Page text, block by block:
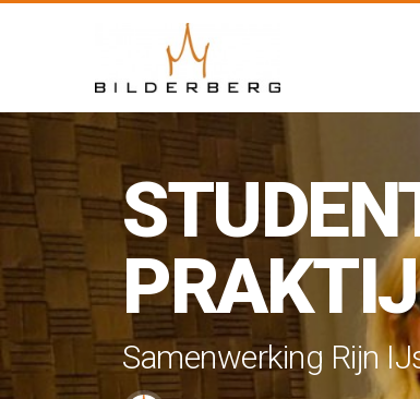
Samenwerking Rijn